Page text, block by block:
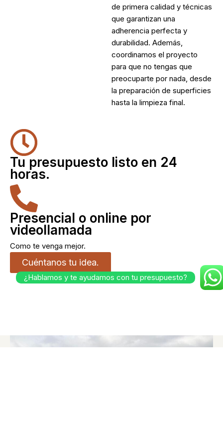
de primera calidad y técnicas
que garantizan una
adherencia perfecta y
durabilidad. Además,
coordinamos el proyecto
para que no tengas que
preocuparte por nada, desde
la preparación de superficies
hasta la limpieza final.
Tu presupuesto listo en 24
horas.
Presencial o online por
videollamada
Como te venga mejor.
Cuéntanos tu idea.
¿Hablamos y te ayudamos con tu presupuesto?